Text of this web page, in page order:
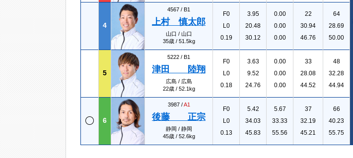
4
4567 / B1
上村 慎太郎
山口 / 山口
35歳 / 51.5kg
F0
L0
0.19
3.95
20.48
30.12
0.00
0.00
0.00
22
30.94
46.76
64
28.69
50.00
5
5222 / B1
津田 陸翔
広島 / 広島
22歳 / 52.1kg
F0
L0
0.18
3.63
9.52
24.76
0.00
0.00
0.00
33
28.08
44.52
48
32.28
44.94
6
3987 /A1
後藤 正宗
静岡 / 静岡
45歳 / 52.6kg
F0
L0
0.13
5.42
34.03
45.83
5.67
33.33
55.56
37
32.19
45.21
66
40.23
55.75